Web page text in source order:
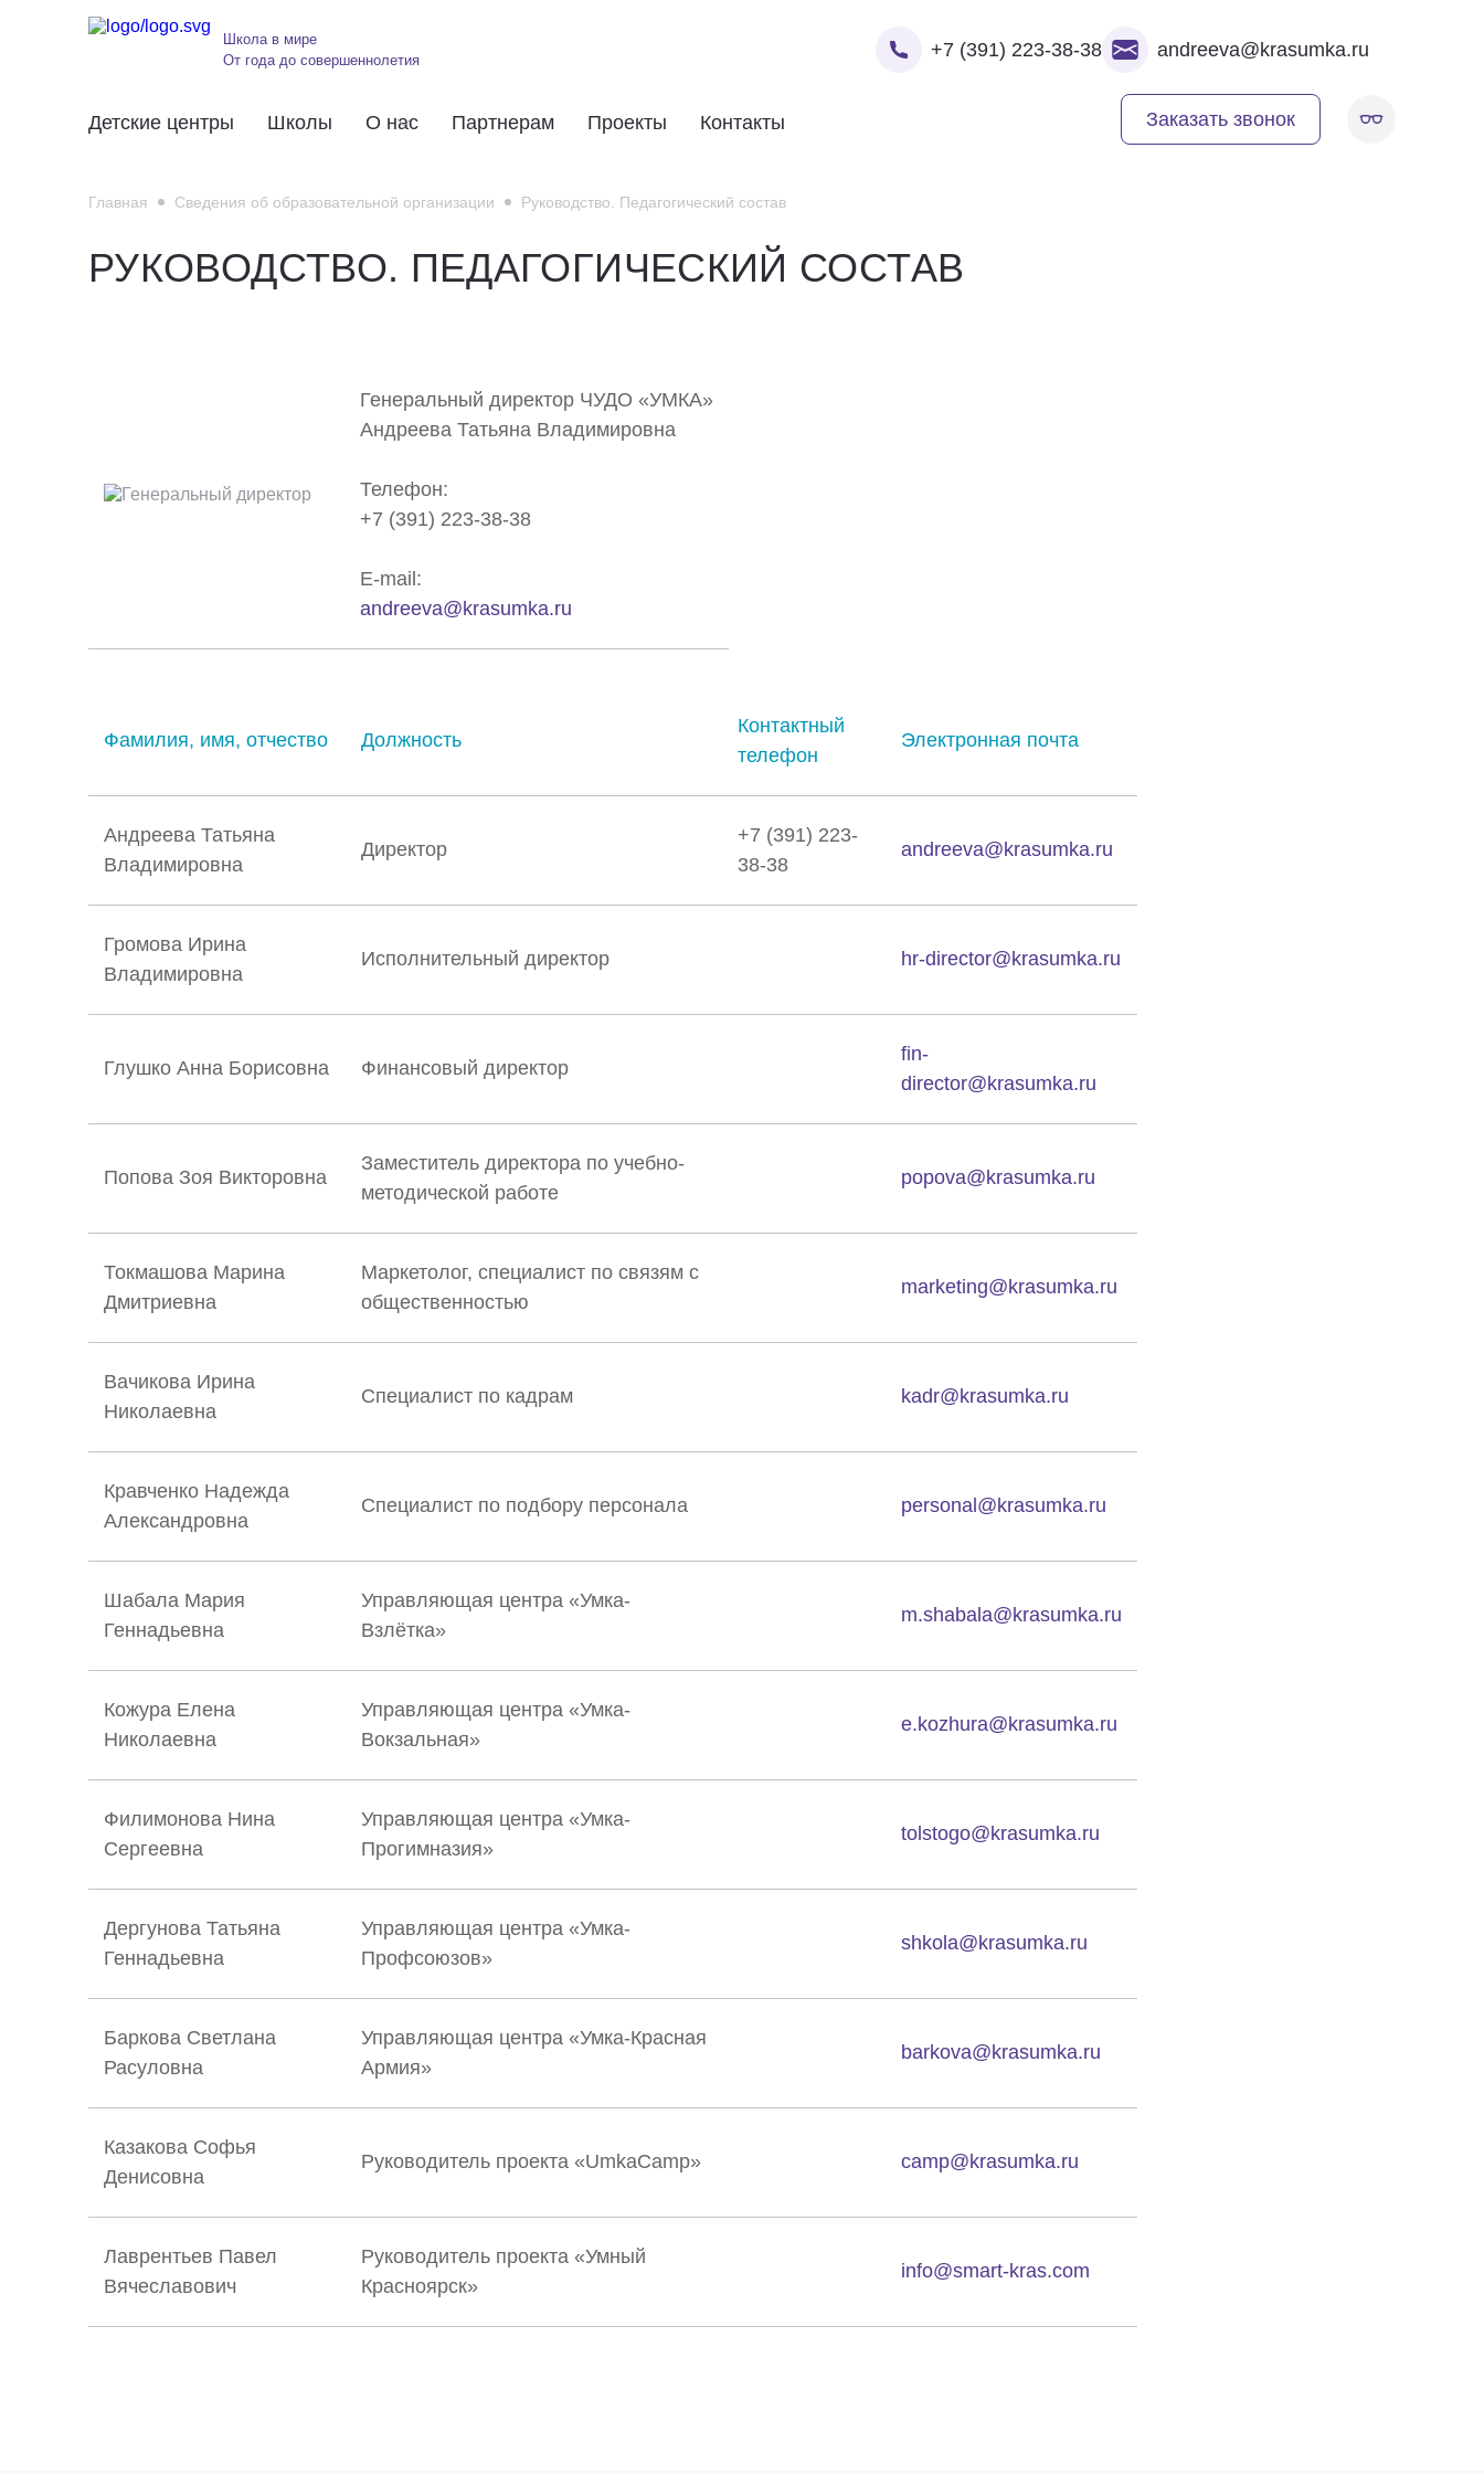
Школа в мире
От года до совершеннолетия
+7 (391) 223-38-38 andreeva@krasumka.ru
Детские центры Школы О нас Партнерам Проекты Контакты Заказать звонок
Главная Сведения об образовательной организации Руководство. Педагогический состав
РУКОВОДСТВО. ПЕДАГОГИЧЕСКИЙ СОСТАВ
Генеральный директор ЧУДО «УМКА»
Андреева Татьяна Владимировна
Телефон:
+7 (391) 223-38-38
E-mail:
andreeva@krasumka.ru
Фамилия, имя, отчество Должность
Контактный
телефон
Электронная почта
Андреева Татьяна
Владимировна
Директор
+7 (391) 223-
38-38
andreeva@krasumka.ru
Громова Ирина
Владимировна
Исполнительный директор hr-director@krasumka.ru
Глушко Анна Борисовна Финансовый директор
fin-
director@krasumka.ru
Попова Зоя Викторовна
Заместитель директора по учебно-
методической работе
popova@krasumka.ru
Токмашова Марина
Дмитриевна
Маркетолог, специалист по связям с
общественностью
marketing@krasumka.ru
Вачикова Ирина
Николаевна
Специалист по кадрам kadr@krasumka.ru
Кравченко Надежда
Александровна
Специалист по подбору персонала personal@krasumka.ru
Шабала Мария
Геннадьевна
Управляющая центра «Умка-
Взлётка»
m.shabala@krasumka.ru
Кожура Елена
Николаевна
Управляющая центра «Умка-
Вокзальная»
e.kozhura@krasumka.ru
Филимонова Нина
Сергеевна
Управляющая центра «Умка-
Прогимназия»
tolstogo@krasumka.ru
Дергунова Татьяна
Геннадьевна
Управляющая центра «Умка-
Профсоюзов»
shkola@krasumka.ru
Баркова Светлана
Расуловна
Управляющая центра «Умка-Красная
Армия»
barkova@krasumka.ru
Казакова Софья
Денисовна
Руководитель проекта «UmkaCamp» camp@krasumka.ru
Лаврентьев Павел
Вячеславович
Руководитель проекта «Умный
Красноярск»
info@smart-kras.com
Ваше ФИО
Загрузите резюме
Перетащите или загрузите резюме сюда
Форматы: doc., docx., pdf. Общий вес не более 10Мб
А
Ваш Email
Заполняя поля данной формы, я соглашаюсь с
Отправить